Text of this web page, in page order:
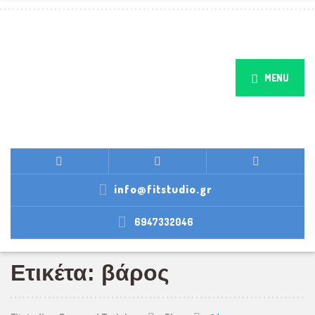
MENU
info@fitstudio.gr
6947332046
Ετικέτα: βάρος